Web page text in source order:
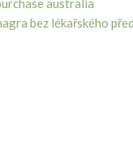
bez lékařského